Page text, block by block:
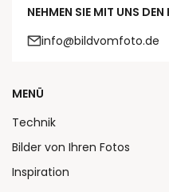
NEHMEN SIE MIT UNS
info@bildvomfoto.de
MENÜ
Technik
Bilder von Ihren Fotos
Inspiration